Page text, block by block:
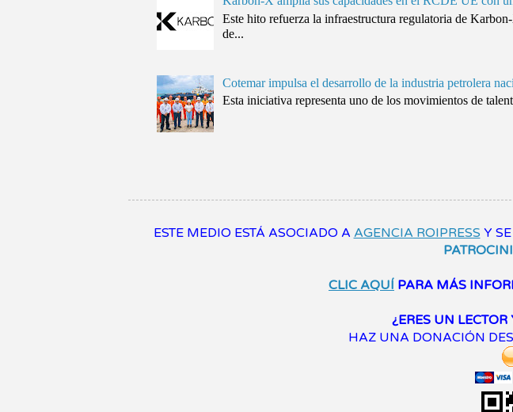
Este hito refuerza la infraestructura regulatoria de
de...
Cotemar impulsa el desarrollo de la industria petrolera
Esta iniciativa representa uno de los movimientos de
ESTE MEDIO ESTÁ ASOCIADO A AGENCIA ROIPRESS Y
CLIC AQUÍ PARA MÁS
¿ERES UN
HAZ UNA DONACIÓN